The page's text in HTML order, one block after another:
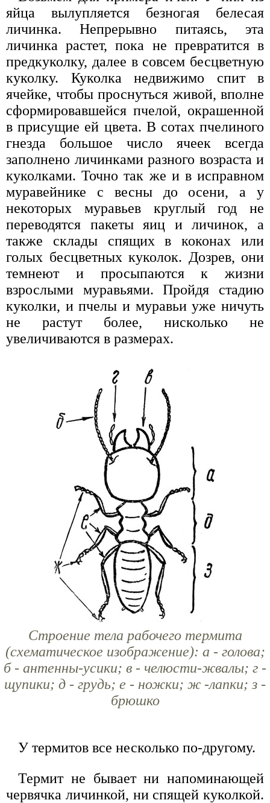
яйца вылупляется безногая белесая
личинка. Непрерывно питаясь, эта
личинка растет, пока не превратится в
предкуколку, далее в совсем бесцветную
куколку. Куколка недвижимо спит в
ячейке, чтобы проснуться живой, вполне
сформировавшейся пчелой, окрашенной
в присущие ей цвета. В сотах пчелиного
гнезда большое число ячеек всегда
заполнено личинками разного возраста и
куколками. Точно так же и в исправном
муравейнике с весны до осени, а у
некоторых муравьев круглый год не
переводятся пакеты яиц и личинок, а
также склады спящих в коконах или
голых бесцветных куколок. Дозрев, они
темнеют и просыпаются к жизни
взрослыми муравьями. Пройдя стадию
куколки, и пчелы и муравьи уже ничуть
не растут более, нисколько не
увеличиваются в размерах.
Строение тела рабочего термита
(схематическое изображение): а - голова;
б - антенны-усики; в - челюсти-жвалы; г -
щупики; д - грудь; е - ножки; ж -лапки; з -
брюшко
У термитов все несколько по-другому.
Термит не бывает ни напоминающей
червячка личинкой, ни спящей куколкой.